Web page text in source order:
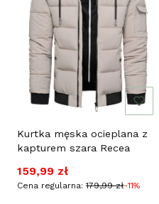
Kurtka męska ocieplana z
kapturem szara Recea
Cena promocyjna
159,99 zł
Cena regularna: 179,99 zł-11%